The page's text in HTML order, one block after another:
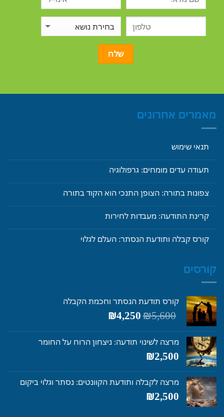
מאמרים אחרונים
תנאי שימוש
תעודה עדים מומחים: גרפולוגיה
צפונות בתורה: הצופן התנכי הוא הקוד בתורה
קרינת התודעה: מעבדות לחירות
קורס קבלה ותודעת הנסתר: העלם לגלוי
קורסים
קורס תודעת הנסתר וחכמת הקבלה
₪5,600
המחיר
המקורי
₪5,600.
₪4,250
₪4,250.
מרצה לשינוי תודעה: ניצחון הרוח על החומר
₪2,500
מרצה לקבלה ותודעת הקוונטים: נסתר וגלוי ביקום
₪2,500